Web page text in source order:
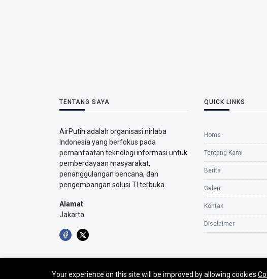
TENTANG SAYA
AirPutih adalah organisasi nirlaba
Indonesia yang berfokus pada
pemanfaatan teknologi informasi untuk
pemberdayaan masyarakat,
penanggulangan bencana, dan
pengembangan solusi TI terbuka.
Alamat
Jakarta
QUICK LINKS
Home
Tentang Kami
Berita
Galeri
Kontak
Disclaimer
Your experience on this site will be improved by allowing cookies